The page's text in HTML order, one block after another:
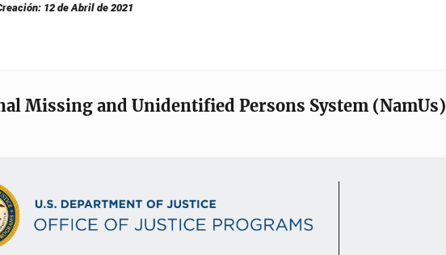
12 de Abril de 2021
Missing and Unidentified Persons System (NamUs)